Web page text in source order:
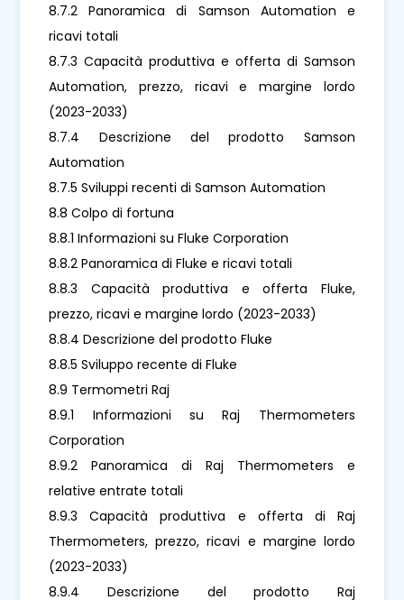
8.7.2 Panoramica di Samson Automation e
ricavi totali
8.7.3 Capacità produttiva e offerta di Samson
Automation, prezzo, ricavi e margine lordo
(2023-2033)
8.7.4 Descrizione del prodotto Samson
Automation
8.7.5 Sviluppi recenti di Samson Automation
8.8 Colpo di fortuna
8.8.1 Informazioni su Fluke Corporation
8.8.2 Panoramica di Fluke e ricavi totali
8.8.3 Capacità produttiva e offerta Fluke,
prezzo, ricavi e margine lordo (2023-2033)
8.8.4 Descrizione del prodotto Fluke
8.8.5 Sviluppo recente di Fluke
8.9 Termometri Raj
8.9.1 Informazioni su Raj Thermometers
Corporation
8.9.2 Panoramica di Raj Thermometers e
relative entrate totali
8.9.3 Capacità produttiva e offerta di Raj
Thermometers, prezzo, ricavi e margine lordo
(2023-2033)
8.9.4 Descrizione del prodotto Raj